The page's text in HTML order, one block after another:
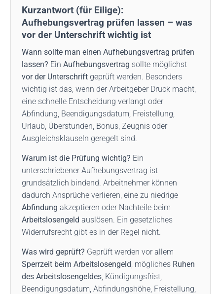
Kurzantwort (für Eilige):
Aufhebungsvertrag prüfen lassen – was
vor der Unterschrift wichtig ist
Wann sollte man einen Aufhebungsvertrag prüfen
lassen? Ein Aufhebungsvertrag sollte möglichst
vor der Unterschrift geprüft werden. Besonders
wichtig ist das, wenn der Arbeitgeber Druck macht,
eine schnelle Entscheidung verlangt oder
Abfindung, Beendigungsdatum, Freistellung,
Urlaub, Überstunden, Bonus, Zeugnis oder
Ausgleichsklauseln geregelt sind.
Warum ist die Prüfung wichtig? Ein
unterschriebener Aufhebungsvertrag ist
grundsätzlich bindend. Arbeitnehmer können
dadurch Ansprüche verlieren, eine zu niedrige
Abfindung akzeptieren oder Nachteile beim
Arbeitslosengeld auslösen. Ein gesetzliches
Widerrufsrecht gibt es in der Regel nicht.
Was wird geprüft? Geprüft werden vor allem
Sperrzeit beim Arbeitslosengeld, mögliches Ruhen
des Arbeitslosengeldes, Kündigungsfrist,
Beendigungsdatum, Abfindungshöhe, Freistellung,